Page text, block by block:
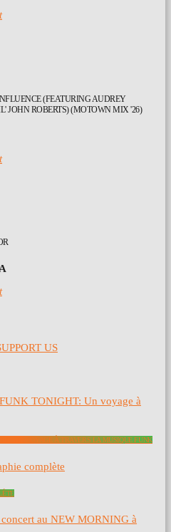
(FEATURING AUDREY
JOHN ROBERTS) (MOTOWN MIX '26)
UN VOYAGE À TRAVERS LA MUSIQUE FUNK